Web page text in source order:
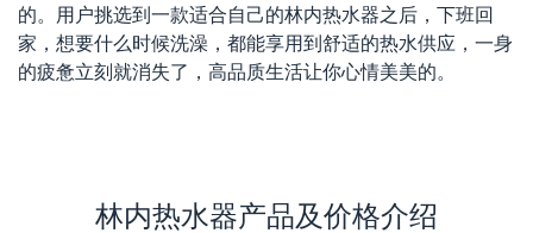
的。用户挑选到一款适合自己的林内热水器之后，下班回
家，想要什么时候洗澡，都能享用到舒适的热水供应，一身
的疲惫立刻就消失了，高品质生活让你心情美美的。
林内热水器产品及价格介绍